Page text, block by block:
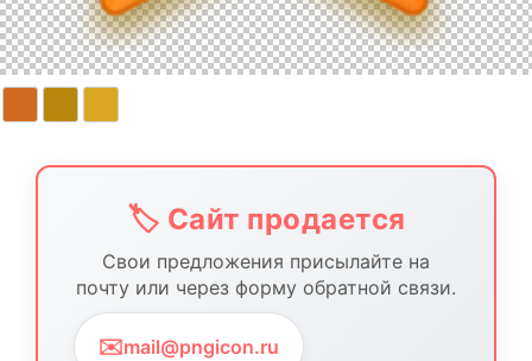
🏷️ Сайт продается
Свои предложения присылайте на
почту или через форму обратной связи.
✉️mail@pngicon.ru